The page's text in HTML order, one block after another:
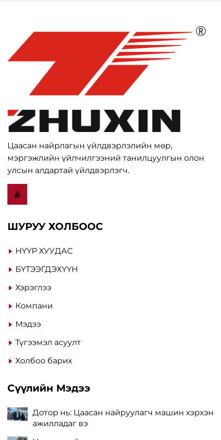
Цаасан найрлагын үйлдвэрлэлийн мөр,
мэргэжлийн үйлчилгээний танилцуулгын олон
улсын алдартай үйлдвэрлэгч.
ШУРУУ ХОЛБООС
НҮҮР ХУУДАС
БҮТЭЭГДЭХҮҮН
Хэрэглээ
Компани
Мэдээ
Түгээмэл асуулт
Холбоо барих
Сүүлийн Мэдээ
Дотор нь: Цаасан найруулагч машин хэрхэн
ажилладаг вэ